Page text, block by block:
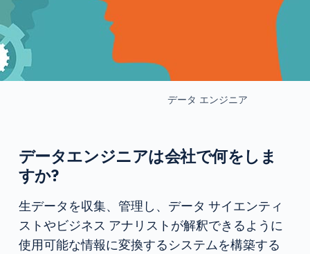
データ エンジニア
データエンジニアは会社で何をしま
すか?
生データを収集、管理し、データ サイエンティ
ストやビジネス アナリストが解釈できるように
使用可能な情報に変換するシステムを構築する